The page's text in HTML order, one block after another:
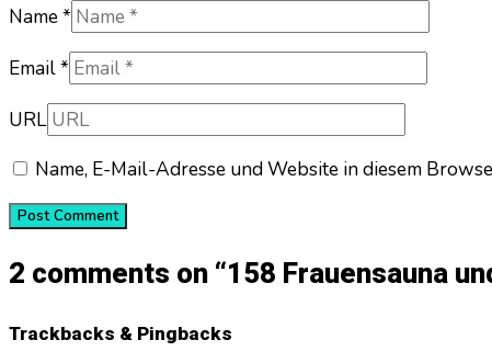
Name *
Email *
URL
Name, E-Mail-Adresse und Website in diesem
2 comments on “158 Frauensauna
Trackbacks & Pingbacks